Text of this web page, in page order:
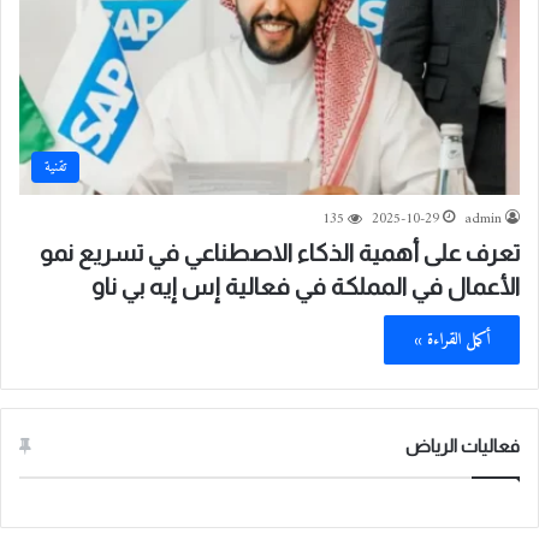
تقنية
admin
2025-10-29
135
تعرف على أهمية الذكاء الاصطناعي في تسريع نمو
الأعمال في المملكة في فعالية إس إيه بي ناو
أكمل القراءة »
فعاليات الرياض